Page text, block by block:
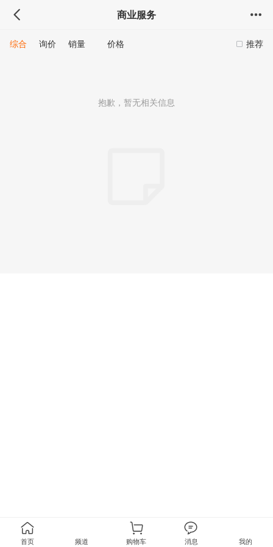
商业服务
推荐
综合 询价 销量 价格
抱歉，暂无相关信息
首页 频道 购物车 消息 我的